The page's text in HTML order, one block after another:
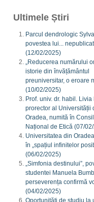
Ultimele Știri
Parcul dendrologic
povestea lui...
(12/02/2025)
„Reducerea numărului
istorie din învățământul
preuniversitar, o eroare
(10/02/2025)
Prof. univ. dr. habil.
prorector al Universității
Oradea, numită în
Național de Etică (07/
Universitatea din
în „spațiul infinitelor
(06/02/2025)
„Simfonia destinului”,
studentei Manuela
perseverența confirmă
(04/02/2025)
Oportunități de studiu la